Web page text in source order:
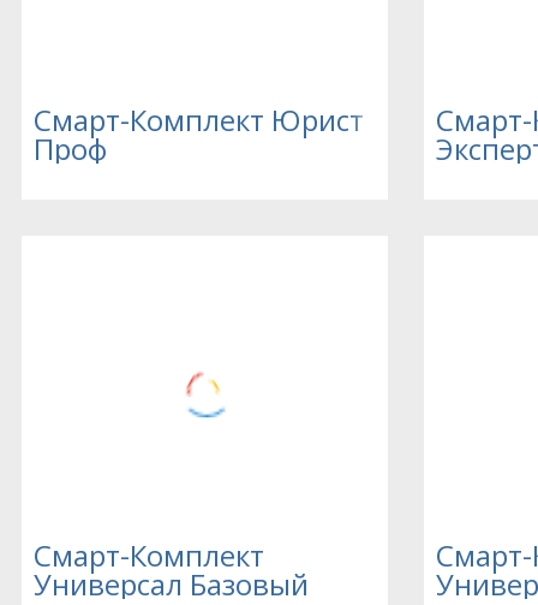
Смарт-Комплект Юрист
Проф
Смарт-Комплект
Универсал Базовый